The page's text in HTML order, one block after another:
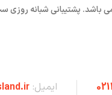
پشتیبانی شبانه روزی سپ: 84080-
ایمیل: